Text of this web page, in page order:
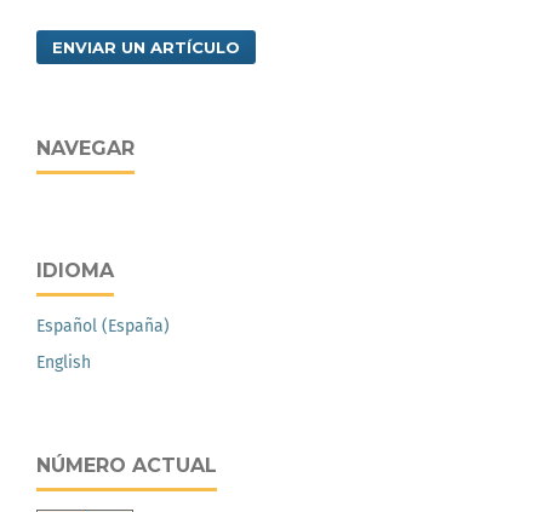
ENVIAR UN ARTÍCULO
NAVEGAR
IDIOMA
Español (España)
English
NÚMERO ACTUAL